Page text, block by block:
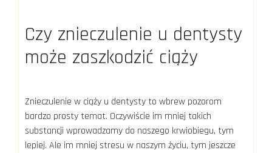
Czy znieczulenie u dentysty
może zaszkodzić ciąży
Znieczulenie w ciąży u dentysty to wbrew pozorom
bardzo prosty temat. Oczywiście im mniej takich
substancji wprowadzamy do naszego krwiobiegu, tym
lepiej. Ale im mniej stresu w naszym życiu, tym jeszcze